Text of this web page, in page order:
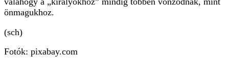
önmagukhoz.
(sch)
Fotók: pixabay.com